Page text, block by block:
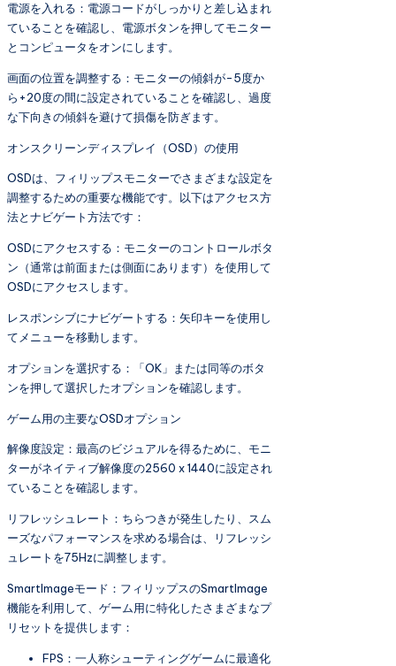
電源を入れる：電源コードがしっかりと差し込まれ
ていることを確認し、電源ボタンを押してモニター
とコンピュータをオンにします。
画面の位置を調整する：モニターの傾斜が-5度か
ら+20度の間に設定されていることを確認し、過度
な下向きの傾斜を避けて損傷を防ぎます。
オンスクリーンディスプレイ（OSD）の使用
OSDは、フィリップスモニターでさまざまな設定を
調整するための重要な機能です。以下はアクセス方
法とナビゲート方法です：
OSDにアクセスする：モニターのコントロールボタ
ン（通常は前面または側面にあります）を使用して
OSDにアクセスします。
レスポンシブにナビゲートする：矢印キーを使用し
てメニューを移動します。
オプションを選択する：「OK」または同等のボタ
ンを押して選択したオプションを確認します。
ゲーム用の主要なOSDオプション
解像度設定：最高のビジュアルを得るために、モニ
ターがネイティブ解像度の2560 x 1440に設定され
ていることを確認します。
リフレッシュレート：ちらつきが発生したり、スム
ーズなパフォーマンスを求める場合は、リフレッシ
ュレートを75Hzに調整します。
SmartImageモード：フィリップスのSmartImage
機能を利用して、ゲーム用に特化したさまざまなプ
リセットを提供します：
FPS：一人称シューティングゲームに最適化